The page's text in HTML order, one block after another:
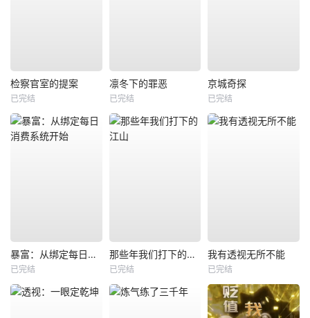
检察官室的提案
已完结
凛冬下的罪恶
已完结
京城奇探
已完结
暴富：从绑定每日消费系统开始
已完结
那些年我们打下的江山
已完结
我有透视无所不能
已完结